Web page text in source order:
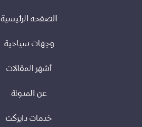
الصفحه الرئيسية
وجهات سياحية
أشهر المقالات
عن المدونة
خدمات دايركت